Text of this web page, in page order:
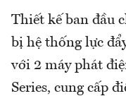
Thiết kế ban đầu
bị hệ thống lực
với 2 máy phát
Series, cung cấp